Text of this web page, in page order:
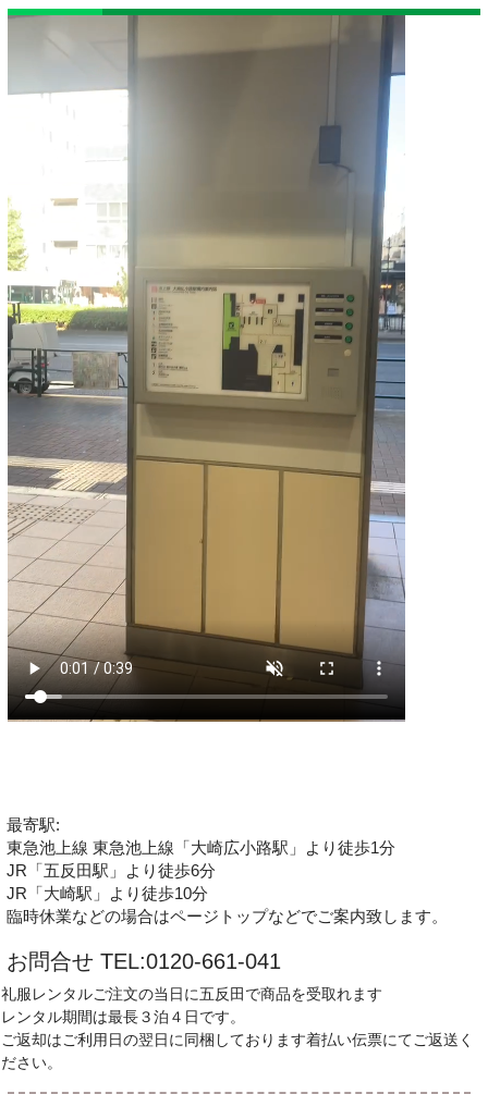
最寄駅:
東急池上線 東急池上線「大崎広小路駅」より徒歩1分
JR「五反田駅」より徒歩6分
JR「大崎駅」より徒歩10分
臨時休業などの場合はページトップなどでご案内致します。
お問合せ TEL:0120-661-041
礼服レンタルご注文の当日に五反田で商品を受取れます
レンタル期間は最長３泊４日です。
ご返却はご利用日の翌日に同梱しております着払い伝票にてご返送く
ださい。